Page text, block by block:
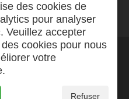
des cookies de
pour analyser
Veuillez accepter
des cookies pour nous
votre
Refuser